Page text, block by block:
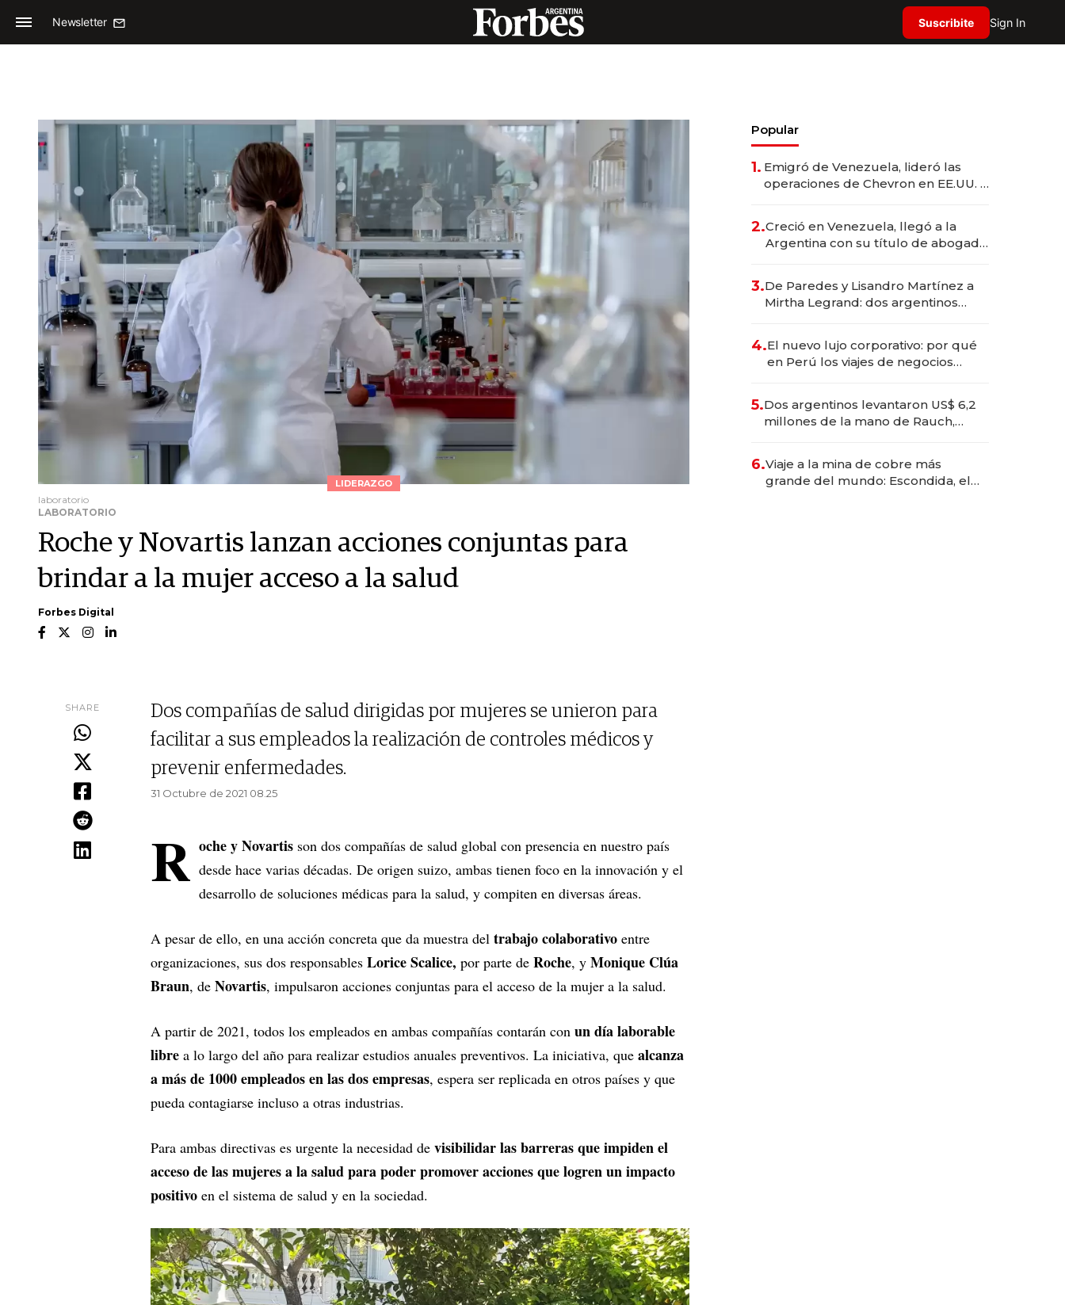
Newsletter Suscribite Sign In
LIDERAZGO
laboratorio
LABORATORIO
Roche y Novartis lanzan acciones conjuntas para
brindar a la mujer acceso a la salud
Forbes Digital
SHARE
Dos compañías de salud dirigidas por mujeres se unieron para
facilitar a sus empleados la realización de controles médicos y
prevenir enfermedades.
31 Octubre de 2021 08.25
R oche y Novartis son dos compañías de salud global con presencia en nuestro país
desde hace varias décadas. De origen suizo, ambas tienen foco en la innovación y el
desarrollo de soluciones médicas para la salud, y compiten en diversas áreas.
A pesar de ello, en una acción concreta que da muestra del trabajo colaborativo entre
organizaciones, sus dos responsables Lorice Scalice, por parte de Roche, y Monique Clúa
Braun, de Novartis, impulsaron acciones conjuntas para el acceso de la mujer a la salud.
A partir de 2021, todos los empleados en ambas compañías contarán con un día laborable
libre a lo largo del año para realizar estudios anuales preventivos. La iniciativa, que alcanza
a más de 1000 empleados en las dos empresas, espera ser replicada en otros países y que
pueda contagiarse incluso a otras industrias.
Para ambas directivas es urgente la necesidad de visibilidar las barreras que impiden el
acceso de las mujeres a la salud para poder promover acciones que logren un impacto
positivo en el sistema de salud y en la sociedad.
Popular
1. Emigró de Venezuela, lideró las
operaciones de Chevron en EE.UU. y
2.Creció en Venezuela, llegó a la
Argentina con su título de abogado
marcas "fast premium"
3.De Paredes y Lisandro Martínez a
Mirtha Legrand: dos argentinos
4.El nuevo lujo corporativo: por qué
en Perú los viajes de negocios
transformadoras
5.Dos argentinos levantaron US$ 6,2
millones de la mano de Rauch,
6.Viaje a la mina de cobre más
grande del mundo: Escondida, el